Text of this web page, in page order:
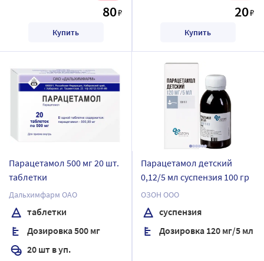
80₽
Купить
20₽
Купить
Парацетамол 500 мг 20 шт.
таблетки
Дальхимфарм ОАО
таблетки
Дозировка 500 мг
20 шт в уп.
Парацетамол детский
0,12/5 мл суспензия 100 гр
ОЗОН ООО
суспензия
Дозировка 120 мг/5 мл